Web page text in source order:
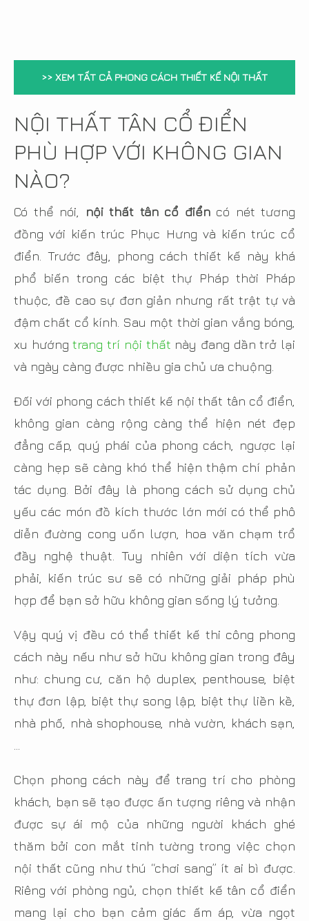
>> XEM TẤT CẢ PHONG CÁCH THIẾT KẾ NỘI THẤT
NỘI THẤT TÂN CỔ ĐIỂN
PHÙ HỢP VỚI KHÔNG GIAN
NÀO?
Có thể nói, nội thất tân cổ điểncó nét tương
đồng với kiến trúc Phục Hưng và kiến trúc cổ
điển. Trước đây, phong cách thiết kế này khá
phổ biến trong các biệt thự Pháp thời Pháp
thuộc, đề cao sự đơn giản nhưng rất trật tự và
đậm chất cổ kính. Sau một thời gian vắng bóng,
xu hướngtrang trí nội thất này đang dần trở lại
và ngày càng được nhiều gia chủ ưa chuộng.
Đối với phong cách thiết kế nội thất tân cổ điển,
không gian càng rộng càng thể hiện nét đẹp
đẳng cấp, quý phái của phong cách, ngược lại
càng hẹp sẽ càng khó thể hiện thậm chí phản
tác dụng. Bởi đây là phong cách sử dụng chủ
yếu các món đồ kích thước lớn mới có thể phô
diễn đường cong uốn lượn, hoa văn chạm trổ
đầy nghệ thuật. Tuy nhiên với diện tích vừa
phải, kiến trúc sư sẽ có những giải pháp phù
hợp để bạn sở hữu không gian sống lý tưởng.
Vậy quý vị đều có thể thiết kế thi công phong
cách này nếu như sở hữu không gian trong đây
như: chung cư, căn hộ duplex, penthouse, biệt
thự đơn lập, biệt thự song lập, biệt thự liền kề,
nhà phố, nhà shophouse, nhà vườn, khách sạn,
Chọn phong cách này để trang trí cho phòng
khách, bạn sẽ tạo được ấn tượng riêng và nhận
được sự ái mộ của những người khách ghé
thăm bởi con mắt tinh tường trong việc chọn
nội thất cũng như thú “chơi sang” ít ai bì được.
Riêng với phòng ngủ, chọn thiết kế tân cổ điển
mang lại cho bạn cảm giác ấm áp, vừa ngọt